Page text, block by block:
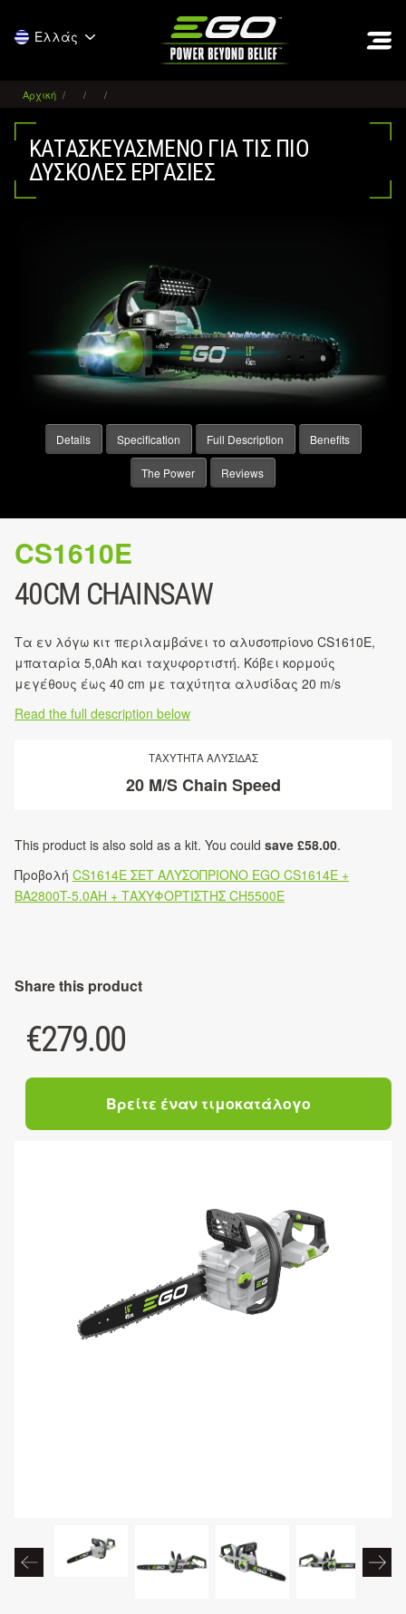
Ελλάς
Αρχική
ΚΑΤΑΣΚΕΥΑΣΜΈΝΟ ΓΙΑ ΤΙΣ ΠΙΟ
ΔΎΣΚΟΛΕΣ ΕΡΓΑΣΊΕΣ
Details Specification Full Description Benefits
The Power Reviews
CS1610E
40CM CHAINSAW
Τα εν λόγω κιτ περιλαμβάνει το αλυσοπρίονο CS1610E,
μπαταρία 5,0Ah και ταχυφορτιστή. Κόβει κορμούς
μεγέθους έως 40 cm με ταχύτητα αλυσίδας 20 m/s
Read the full description below
ΤΑΧΥΤΗΤΑ ΑΛΥΣΙΔΑΣ
20 M/S Chain Speed
This product is also sold as a kit. You could save £58.00.
Προβολή CS1614E ΣΕΤ ΑΛΥΣΟΠΡΙΟΝΟ EGO CS1614E +
BA2800T-5.0AH + ΤΑΧΥΦΟΡΤΙΣΤΗΣ CH5500E
Share this product
€279.00
Βρείτε έναν τιμοκατάλογο